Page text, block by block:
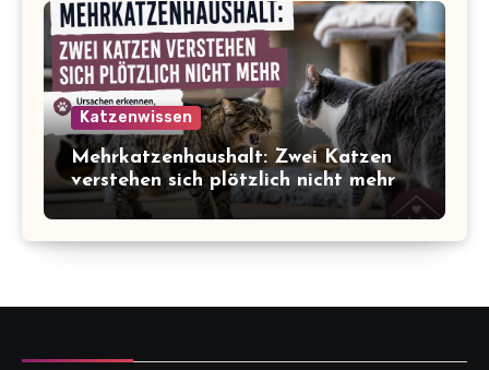
Katzenwissen
Mehrkatzenhaushalt: Zwei Katzen
verstehen sich plötzlich nicht mehr